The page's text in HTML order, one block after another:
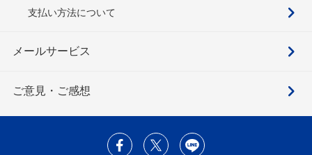
支払い方法について
メールサービス
ご意見・ご感想